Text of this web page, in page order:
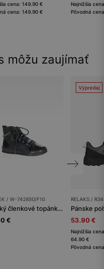
cena: 149.90 €
cena: 149.90 €
Najnižšia
Pôvodná
môžu zaujímať
/ W-742850/F10
Detský členkové topánky BARTEK
€
Výpredaj
RELAKS /
53.90 €
Najnižšia
64.90 €
Pôvodná